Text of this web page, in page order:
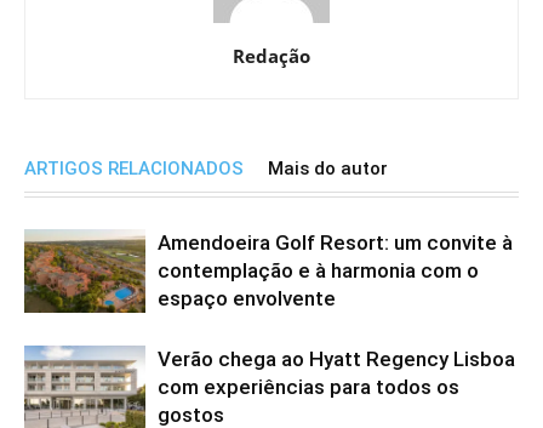
Redação
ARTIGOS RELACIONADOS Mais do autor
Amendoeira Golf Resort: um convite à
contemplação e à harmonia com o
espaço envolvente
Verão chega ao Hyatt Regency Lisboa
com experiências para todos os
gostos